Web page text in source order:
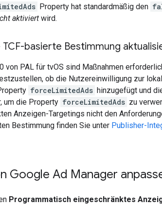
Property hat standardmäßig den
aktiviert wird.
basierte Bestimmung
von PAL für tvOS sind Maßnahmen
ob die Nutzereinwilligung zur
forceLimitedAds hinzugefügt und
um die Property forceLimitedAds zu
Anzeigen-Targetings nicht den
Bestimmung finden Sie unter Publisher-
Google Ad Manager
Programmatisch eingeschränktes